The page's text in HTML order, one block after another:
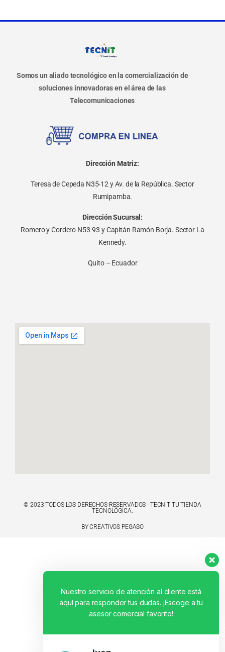
Somos un aliado tecnológico en la comercialización de
soluciones innovadoras en el área de las
Telecomunicaciones
Dirección Matriz:
Teresa de Cepeda N35-12 y Av. de la República. Sector
Rumipamba.
Dirección Sucursal:
Romero y Cordero N53-93 y Capitán Ramón Borja. Sector La
Kennedy.
Quito – Ecuador
© 2023 TODOS LOS DERECHOS RESERVADOS - TECNIT TU TIENDA
TECNOLÓGICA.
BY CREATIVOS PEGASO
Nuestro servicio de atención al cliente está
aquí para responder tus dudas. ¡Escoge a tu
asesor comercial favorito!